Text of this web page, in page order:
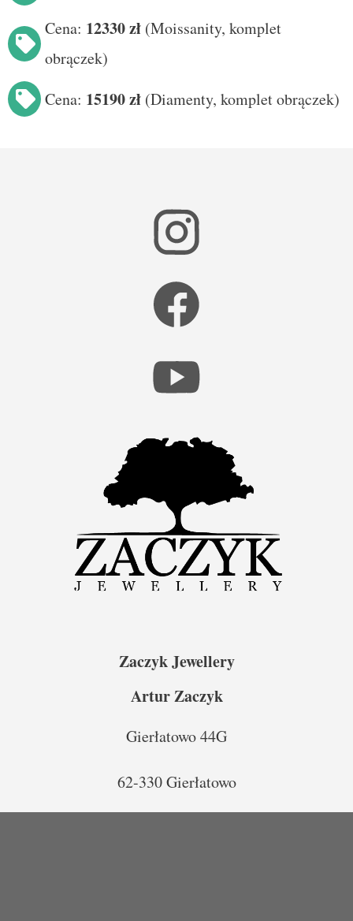
Cena: 12330 zł (Moissanity, komplet
obrączek)
Cena: 15190 zł (Diamenty, komplet obrączek)
Zaczyk Jewellery
Artur Zaczyk
Gierłatowo 44G
62-330 Gierłatowo